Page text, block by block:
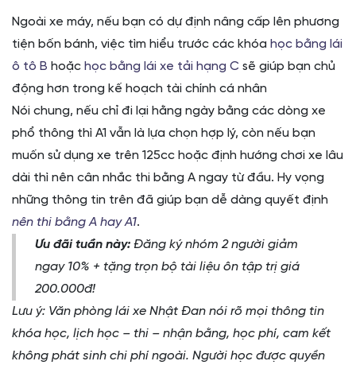
Ngoài xe máy, nếu bạn có dự định nâng cấp lên phương
tiện bốn bánh, việc tìm hiểu trước các khóa học bằng lái
ô tô B hoặc học bằng lái xe tải hạng C sẽ giúp bạn chủ
động hơn trong kế hoạch tài chính cá nhân
Nói chung, nếu chỉ đi lại hằng ngày bằng các dòng xe
phổ thông thì A1 vẫn là lựa chọn hợp lý, còn nếu bạn
muốn sử dụng xe trên 125cc hoặc định hướng chơi xe lâu
dài thì nên cân nhắc thi bằng A ngay từ đầu. Hy vọng
những thông tin trên đã giúp bạn dễ dàng quyết định
nên thi bằng A hay A1.
Ưu đãi tuần này: Đăng ký nhóm 2 người giảm
ngay 10% + tặng trọn bộ tài liệu ôn tập trị giá
200.000đ!
Lưu ý: Văn phòng lái xe Nhật Đan nói rõ mọi thông tin
khóa học, lịch học – thi – nhận bằng, học phí, cam kết
không phát sinh chi phí ngoài. Người học được quyền